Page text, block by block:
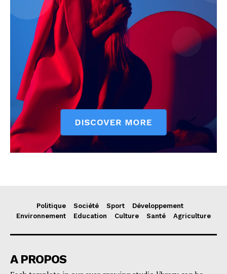
Politique Société Sport
Développement
Environnement
Education Culture Santé Agriculture
A PROPOS